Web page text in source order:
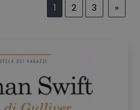
1 2 3 »